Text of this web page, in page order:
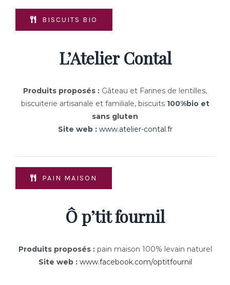
BISCUITS BIO
L’Atelier Contal
Produits proposés : Gâteau et Farines de lentilles,
biscuiterie artisanale et familiale, biscuits 100%bio et
sans gluten
Site web : www.atelier-contal.fr
PAIN MAISON
Ô p’tit fournil
Produits proposés :pain maison 100% levain naturel
Site web : www.facebook.com/optitfournil